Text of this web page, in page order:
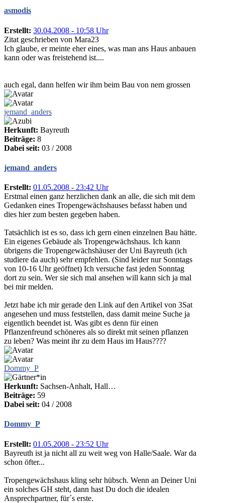
asmodis
Erstellt: 30.04.2008 - 10:58 Uhr
Zitat geschrieben von Mara23
Ich glaube, er meinte eher eines, was man ans Haus anbauen
kann oder was freistehend ist....
auch egal, dann helfen wir ihm beim Bau von nem grossen
jemand_anders
Herkunft: Bayreuth
Beiträge: 8
Dabei seit: 03 / 2008
jemand_anders
Erstellt: 01.05.2008 - 23:42 Uhr
Erstmal einen ganz herzlichen dank an alle, die sich mit dem
Gedanken eines Tropengewächshauses befasst haben und
dies hier zum besten gegeben haben.
Tatsächlich ist es so, dass ich gern einen einzelnen Bau hätte.
Ein eigenes Gebäude als Tropengewächshaus. Ich kann
übrigens die Tropengewächshäuser der Uni Bayreuth (ich
studiere da auch) sehr empfehlen. (Sind leider nur Sonntags
von 10-16 Uhr geöffnet) Ich versuche fast jeden Sonntag
dort zu sein. Wer sie sich mal ansehen will kann sich ja mal
bei mir melden.
Jetzt habe ich mir gerade den Link auf den Artikel von 3Sat
angesehen und muss feststellen, dass damit meine Suche ja
eigentlich beendet ist. Was gibt es denn für einen
Pflanzenfreund schöneres als so direkt mit seinen pflanzen
zu leben? Was meint ihr zu dem Haus im Haus????
Dommy_P
Herkunft: Sachsen-Anhalt, Hall…
Beiträge: 59
Dabei seit: 04 / 2008
Dommy_P
Erstellt: 01.05.2008 - 23:52 Uhr
Bayreuth ist ja nicht all zu weit weg von Halle/Saale. War da
schon öfter...
Tropengewächshaus kling sehr hübsch. Wenn an Deiner Uni
ein solches GH steht, dann hast Du doch die idealen
Ansprechpartner, für´s erste.